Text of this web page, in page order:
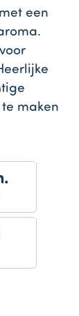
een
maken